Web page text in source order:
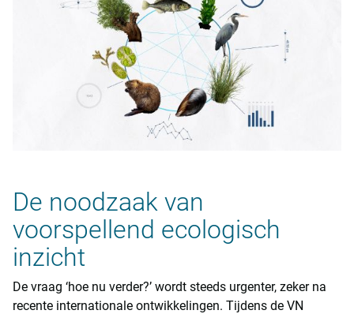
De noodzaak van
voorspellend ecologisch
inzicht
De vraag ‘hoe nu verder?’ wordt steeds urgenter, zeker na
recente internationale ontwikkelingen. Tijdens de VN